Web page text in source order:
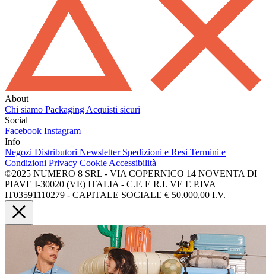
About
Chi siamo Packaging Acquisti sicuri
Social
Facebook Instagram
Info
Negozi Distributori Newsletter Spedizioni e Resi Termini e
Condizioni Privacy Cookie Accessibilità
©2025 NUMERO 8 SRL - VIA COPERNICO 14 NOVENTA DI
PIAVE I-30020 (VE) ITALIA - C.F. E R.I. VE E P.IVA
IT03591110279 - CAPITALE SOCIALE € 50.000,00 I.V.